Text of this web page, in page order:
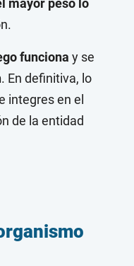
mayor peso lo
funciona y se
. En definitiva, lo
integres en el
de la entidad